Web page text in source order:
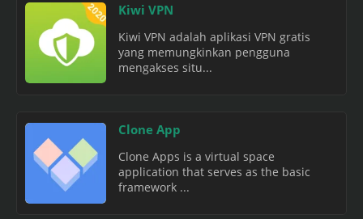
Kiwi VPN
Kiwi VPN adalah aplikasi VPN gratis
yang memungkinkan pengguna
mengakses situ...
Clone App
Clone Apps is a virtual space
application that serves as the basic
framework ...